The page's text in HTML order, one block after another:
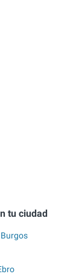
tu ciudad